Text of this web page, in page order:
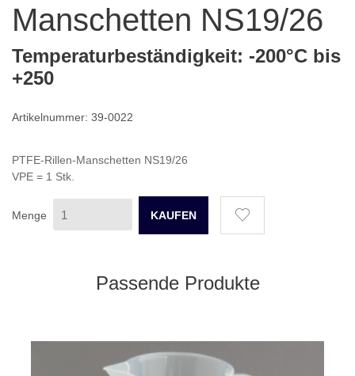
Manschetten NS19/26
Temperaturbeständigkeit: -200°C bis
+250
Artikelnummer: 39-0022
PTFE-Rillen-Manschetten NS19/26
VPE = 1 Stk.
Menge
Passende Produkte